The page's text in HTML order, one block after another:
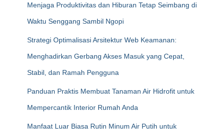
Menjaga Produktivitas dan Hiburan Tetap Seimbang di
Waktu Senggang Sambil Ngopi
Strategi Optimalisasi Arsitektur Web Keamanan:
Menghadirkan Gerbang Akses Masuk yang Cepat,
Stabil, dan Ramah Pengguna
Panduan Praktis Membuat Tanaman Air Hidrofit untuk
Mempercantik Interior Rumah Anda
Manfaat Luar Biasa Rutin Minum Air Putih untuk